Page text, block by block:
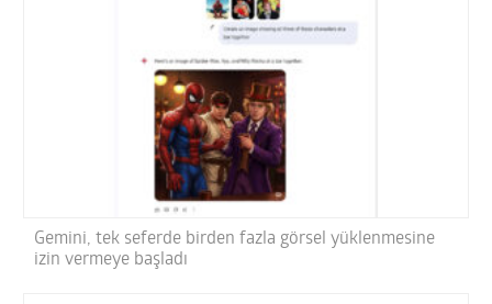
Gemini, tek seferde birden fazla görsel yüklenmesine
izin vermeye başladı